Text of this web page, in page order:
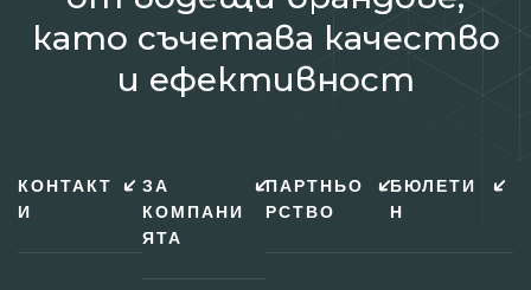
като съчетава качество
и ефективност
КОНТАКТ
И
ЗА
КОМПАНИ
ЯТА
ПАРТНЬО
РСТВО
БЮЛЕТИ
Н